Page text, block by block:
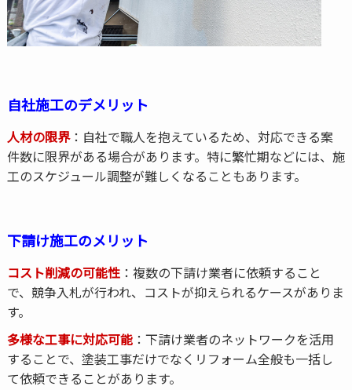
自社施工のデメリット
人材の限界：自社で職人を抱えているため、対応できる案
件数に限界がある場合があります。特に繁忙期などには、施
工のスケジュール調整が難しくなることもあります。
下請け施工のメリット
コスト削減の可能性：複数の下請け業者に依頼すること
で、競争入札が行われ、コストが抑えられるケースがありま
す。
多様な工事に対応可能：下請け業者のネットワークを活用
することで、塗装工事だけでなくリフォーム全般も一括し
て依頼できることがあります。